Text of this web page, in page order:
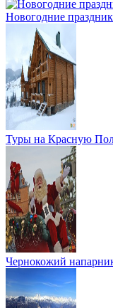
Новогодние
Туры на Красную
Чернокожий